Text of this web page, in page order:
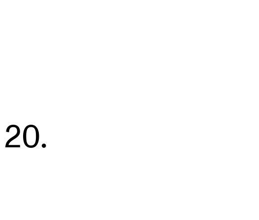
Gjennomføre konserter og arrangementer
Plakat, program og markedsføring
20.